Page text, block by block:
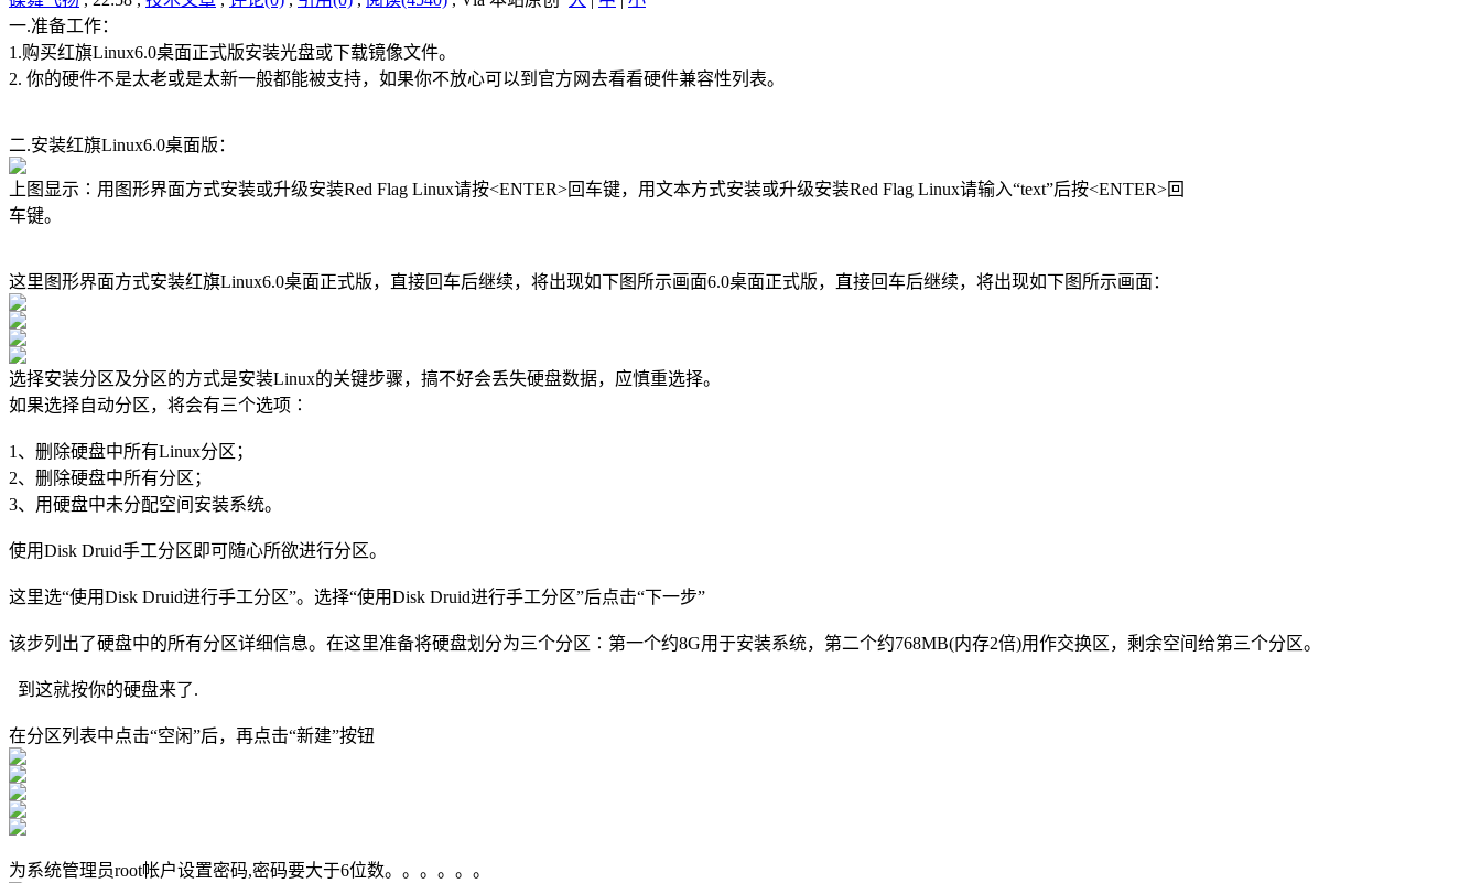
一.准备工作：
1.购买红旗Linux6.0桌面正式版安装光盘或下载镜像文件。
2. 你的硬件不是太老或是太新一般都能被支持，如果你不放心可以到官方网去看看硬件兼容性列表。
二.安装红旗Linux6.0桌面版：
上图显示∶用图形界面方式安装或升级安装Red Flag Linux请按<ENTER>回车键，用文本方式安装或升级安装Red Flag Linux请输入“text”后按<ENTER>回
车键。
这里图形界面方式安装红旗Linux6.0桌面正式版，直接回车后继续，将出现如下图所示画面6.0桌面正式版，直接回车后继续，将出现如下图所示画面：
选择安装分区及分区的方式是安装Linux的关键步骤，搞不好会丢失硬盘数据，应慎重选择。
如果选择自动分区，将会有三个选项∶
1、删除硬盘中所有Linux分区；
2、删除硬盘中所有分区；
3、用硬盘中未分配空间安装系统。
使用Disk Druid手工分区即可随心所欲进行分区。
这里选“使用Disk Druid进行手工分区”。选择“使用Disk Druid进行手工分区”后点击“下一步”
该步列出了硬盘中的所有分区详细信息。在这里准备将硬盘划分为三个分区∶第一个约8G用于安装系统，第二个约768MB(内存2倍)用作交换区，剩余空间给第三个分区。
到这就按你的硬盘来了.
在分区列表中点击“空闲”后，再点击“新建”按钮
为系统管理员root帐户设置密码,密码要大于6位数。。。。。。